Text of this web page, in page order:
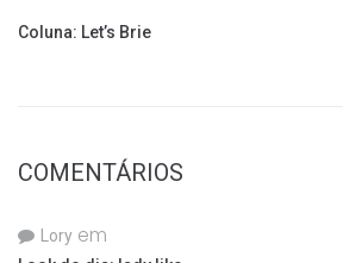
Coluna: Let’s Brie
COMENTÁRIOS
Lory em